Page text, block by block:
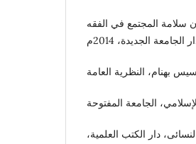
سلامة المجتمع في الفقه
الجديدة، 2014م
دار الكتب العلمية،